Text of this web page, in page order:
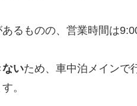
るものの、営業時間は
ないため、車中泊メインで
。